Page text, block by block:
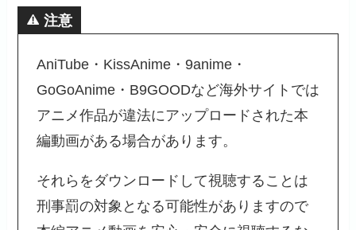
注意
AniTube・KissAnime・9anime・
GoGoAnime・B9GOODなど海外サイトでは
アニメ作品が違法にアップロードされた本
編動画がある場合があります。
それらをダウンロードして視聴することは
刑事罰の対象となる可能性がありますので